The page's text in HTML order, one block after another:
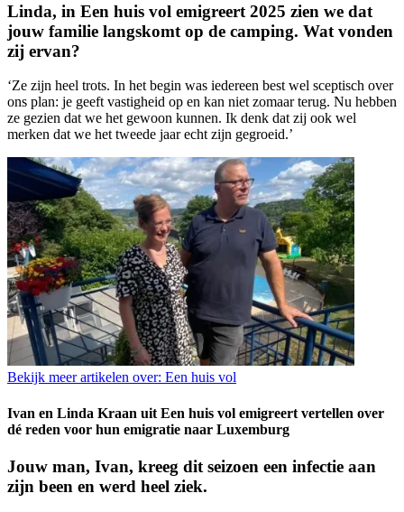
Linda, in Een huis vol emigreert 2025 zien we dat
jouw familie langskomt op de camping. Wat vonden
zij ervan?
‘Ze zijn heel trots. In het begin was iedereen best wel sceptisch over
ons plan: je geeft vastigheid op en kan niet zomaar terug. Nu hebben
ze gezien dat we het gewoon kunnen. Ik denk dat zij ook wel
merken dat we het tweede jaar echt zijn gegroeid.’
Bekijk meer artikelen over: Een huis vol
Ivan en Linda Kraan uit Een huis vol emigreert vertellen over
dé reden voor hun emigratie naar Luxemburg
Jouw man, Ivan, kreeg dit seizoen een infectie aan
zijn been en werd heel ziek.